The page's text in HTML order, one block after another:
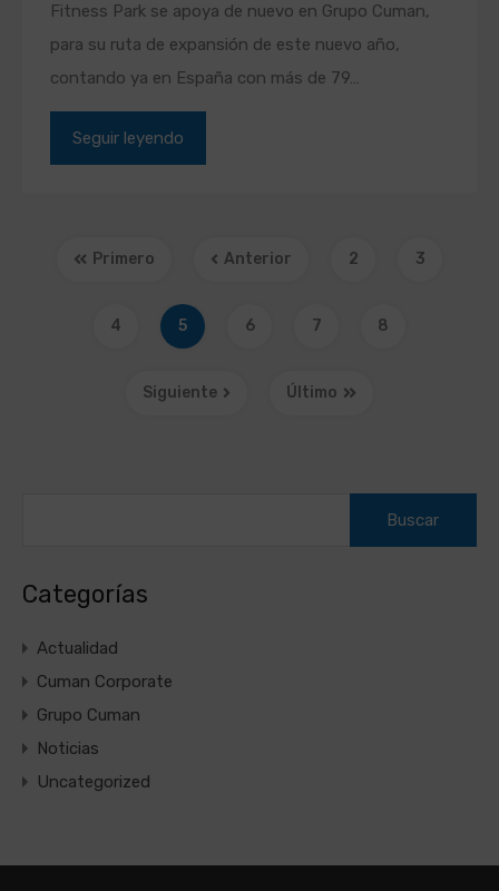
Fitness Park se apoya de nuevo en Grupo Cuman,
para su ruta de expansión de este nuevo año,
contando ya en España con más de 79…
Seguir leyendo
Primero Anterior 2 3
4 5 6 7 8
Siguiente Último
Categorías
Actualidad
Cuman Corporate
Grupo Cuman
Noticias
Uncategorized